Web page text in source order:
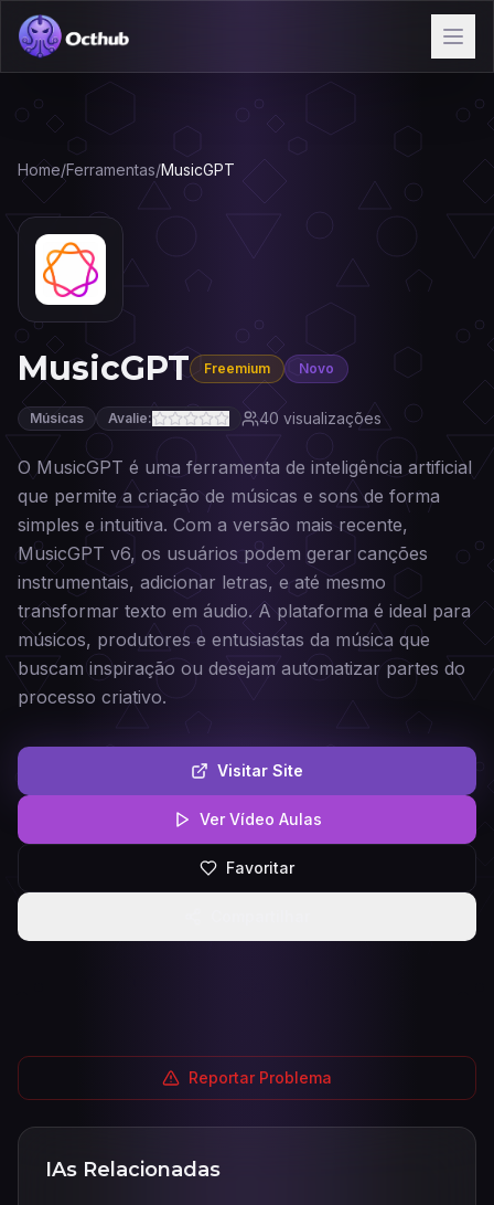
Home/Ferramentas/MusicGPT
MusicGPT Freemium Novo
Músicas Avalie: 40 visualizações
O MusicGPT é uma ferramenta de inteligência artificial
que permite a criação de músicas e sons de forma
simples e intuitiva. Com a versão mais recente,
MusicGPT v6, os usuários podem gerar canções
instrumentais, adicionar letras, e até mesmo
transformar texto em áudio. A plataforma é ideal para
músicos, produtores e entusiastas da música que
buscam inspiração ou desejam automatizar partes do
processo criativo.
Visitar Site
Ver Vídeo Aulas
Favoritar
Reportar Problema
IAs Relacionadas